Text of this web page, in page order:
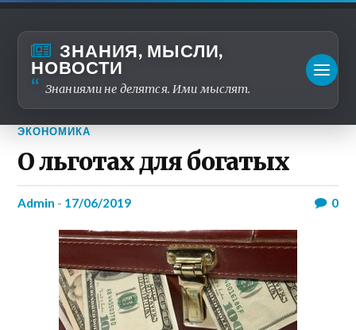
ЗНАНИЯ, МЫСЛИ,
НОВОСТИ
Знаниями не делятся. Ими мыслят.
ЭКОНОМИКА
О льготах для богатых
admin - 17/06/2019 0